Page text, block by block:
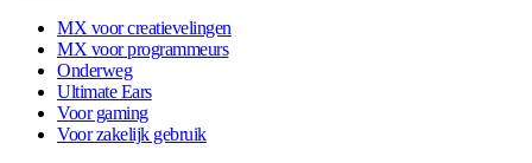
MX voor creatievelingen
MX voor programmeurs
Onderweg
Ultimate Ears
Voor gaming
Voor zakelijk gebruik